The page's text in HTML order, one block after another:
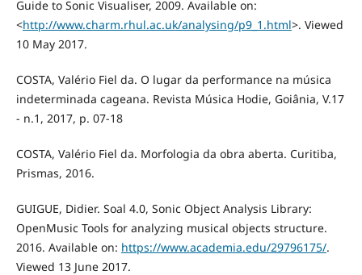
Guide to Sonic Visualiser, 2009. Available on:
<http://www.charm.rhul.ac.uk/analysing/p9_1.html>. Viewed
10 May 2017.
COSTA, Valério Fiel da. O lugar da performance na música
indeterminada cageana. Revista Música Hodie, Goiânia, V.17
- n.1, 2017, p. 07-18
COSTA, Valério Fiel da. Morfologia da obra aberta. Curitiba,
Prismas, 2016.
GUIGUE, Didier. Soal 4.0, Sonic Object Analysis Library:
OpenMusic Tools for analyzing musical objects structure.
2016. Available on: https://www.academia.edu/29796175/.
Viewed 13 June 2017.